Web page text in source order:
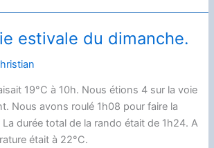
estivale du dimanche.
19°C à 10h. Nous étions 4 sur la voie
Nous avons roulé 1h08 pour faire la
durée total de la rando était de 1h24. A
était à 22°C.